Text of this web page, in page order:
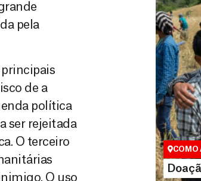
pela
principais
de a
política
ser rejeitada
O terceiro
O uso
Você
maneiras,
valor que
COMO